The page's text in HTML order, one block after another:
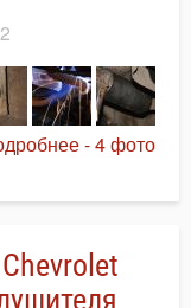
- 4 фото